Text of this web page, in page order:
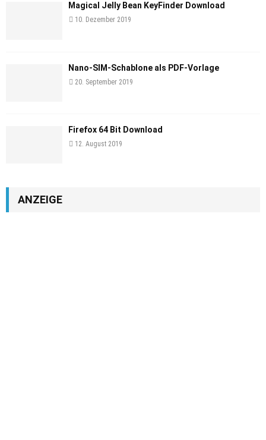
Magical Jelly Bean KeyFinder Download
10. Dezember 2019
Nano-SIM-Schablone als PDF-Vorlage
20. September 2019
Firefox 64 Bit Download
12. August 2019
ANZEIGE